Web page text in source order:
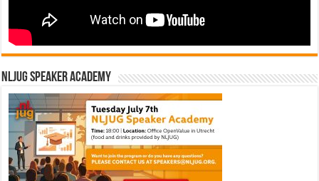
NLJUG Speaker Academy